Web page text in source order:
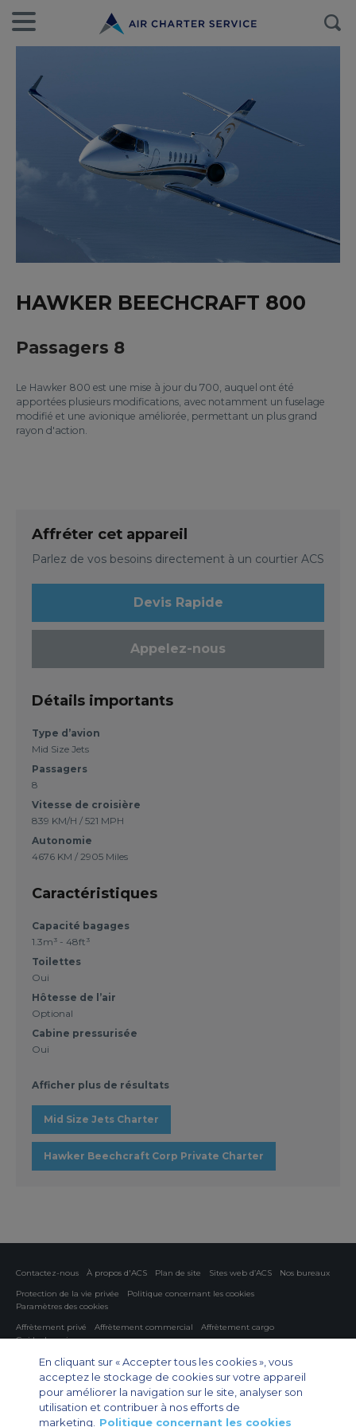
HAWKER BEECHCRAFT 800
Passagers 8
Le Hawker 800 est une mise à jour du 700, auquel ont été
apportées plusieurs modifications, avec notamment un fuselage
modifié et une avionique améliorée, permettant un plus grand
rayon d'action.
Affréter cet appareil
Parlez de vos besoins directement à un courtier ACS
Devis Rapide
Appelez-nous
Détails importants
Type d’avion
Mid Size Jets
Passagers
8
Vitesse de croisière
839 KM/H / 521 MPH
Autonomie
4676 KM / 2905 Miles
Caractéristiques
Capacité bagages
1.3m³ - 48ft³
Toilettes
Oui
Hôtesse de l’air
Optional
Cabine pressurisée
Oui
Afficher plus de résultats
Mid Size Jets Charter
Hawker Beechcraft Corp Private Charter
Contactez-nous À propos d'ACS Plan de site Sites web d’ACS
Nos bureaux
Protection de la vie privée
Politique concernant les cookies
Paramètres des cookies
Affrètement privé
Affrètement commercial
Affrètement cargo
Guide des avions
Private Charter App
En cliquant sur « Accepter tous les cookies », vous
acceptez le stockage de cookies sur votre appareil
pour améliorer la navigation sur le site, analyser son
utilisation et contribuer à nos efforts de
marketing.
Politique concernant les cookies